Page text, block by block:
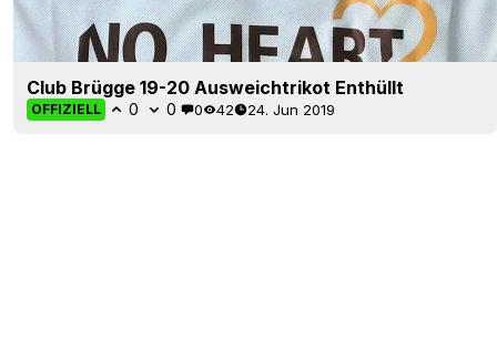
Club Brügge 19-20 Ausweichtrikot Enthüllt
OFFIZIELL 0 0 0 42 24. Jun 2019